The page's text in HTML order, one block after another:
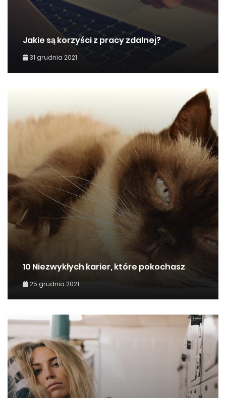
Jakie są korzyści z pracy zdalnej?
31 grudnia 2021
10 Niezwykłych karier, które pokochasz
25 grudnia 2021